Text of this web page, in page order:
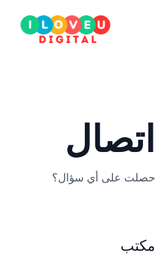
اتصال
حصلت على أي سؤال؟
مكتب